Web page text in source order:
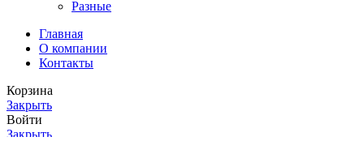
Разные
Главная
О компании
Контакты
Корзина
Закрыть
Войти
Закрыть